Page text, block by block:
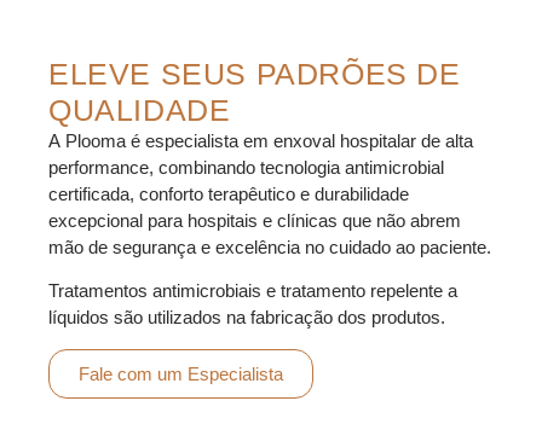
ELEVE SEUS PADRÕES DE
QUALIDADE
A Plooma é especialista em enxoval hospitalar de alta
performance, combinando tecnologia antimicrobial
certificada, conforto terapêutico e durabilidade
excepcional para hospitais e clínicas que não abrem
mão de segurança e excelência no cuidado ao paciente.
Tratamentos antimicrobiais e tratamento repelente a
líquidos são utilizados na fabricação dos produtos.
Fale com um Especialista